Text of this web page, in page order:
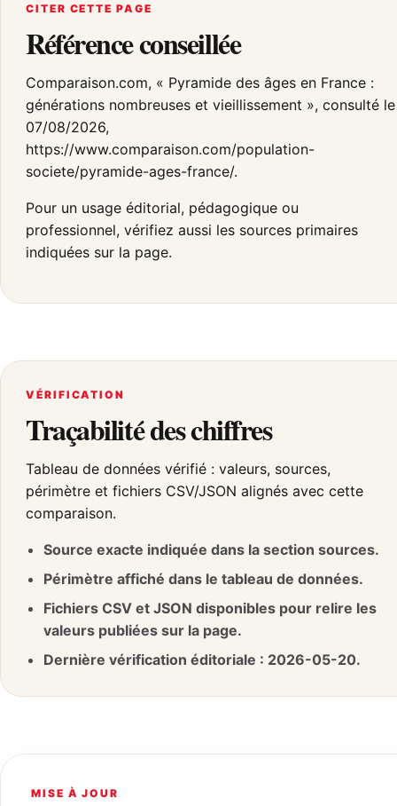
CITER CETTE PAGE
Référence conseillée
Comparaison.com, « Pyramide des âges en France :
générations nombreuses et vieillissement », consulté le
07/08/2026,
https://www.comparaison.com/population-
societe/pyramide-ages-france/.
Pour un usage éditorial, pédagogique ou
professionnel, vérifiez aussi les sources primaires
indiquées sur la page.
VÉRIFICATION
Traçabilité des chiffres
Tableau de données vérifié : valeurs, sources,
périmètre et fichiers CSV/JSON alignés avec cette
comparaison.
Source exacte indiquée dans la section sources.
Périmètre affiché dans le tableau de données.
Fichiers CSV et JSON disponibles pour relire les
valeurs publiées sur la page.
Dernière vérification éditoriale : 2026-05-20.
MISE À JOUR